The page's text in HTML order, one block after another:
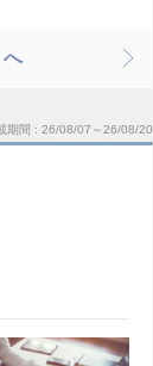
期間 26/08/07～26/08/20